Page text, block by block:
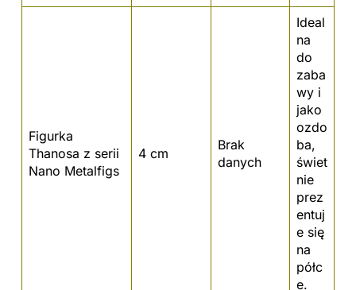
Figurka
Thanosa z serii
Nano Metalfigs
4 cm
Brak
danych
Ideal
na
do
zaba
wy i
jako
ozdo
ba,
świet
nie
prez
entuj
e się
na
półc
e.